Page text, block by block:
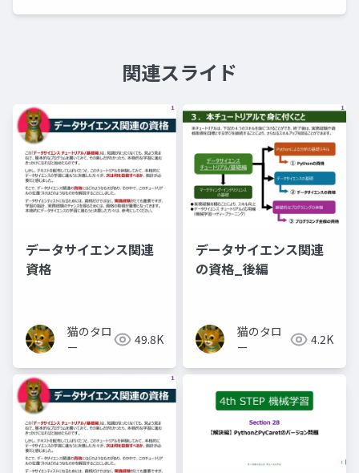
関連スライド
データサイエンス関連
資格
猫のタロ
ー
49.8K
データサイエンス関連
の資格_後編
猫のタロ
ー
4.2K